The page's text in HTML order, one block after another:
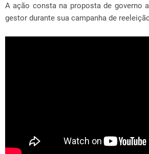
A ação consta na proposta de governo
gestor durante sua campanha de